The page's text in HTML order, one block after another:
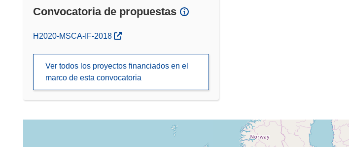
Convocatoria de propuestas
(se abrirá en una nueva ventana)
H2020-MSCA-IF-2018
Ver todos los proyectos financiados en el
marco de esta convocatoria